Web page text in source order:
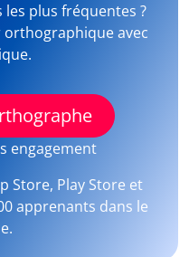
les plus fréquentes ?
avec
engagement
Store, Play Store et
apprenants dans le